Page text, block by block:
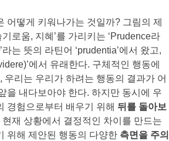
어떻게 키워나가는 것일까? 그림의 제
로움, 지혜’를 가리키는 ‘Prudence라
’라는 뜻의 라틴어 ‘prudentia’에서 왔고,
에서 유래한다. 구체적인 행동에
우리는 우리가 하려는 행동의 결과가 어
을 내다보아야 한다. 하지만 동시에 우
경험으로부터 배우기 위해 뒤를 돌아보
재 상황에서 결정적인 차이를 만드는
위해 제안된 행동의 다양한 측면을 주의